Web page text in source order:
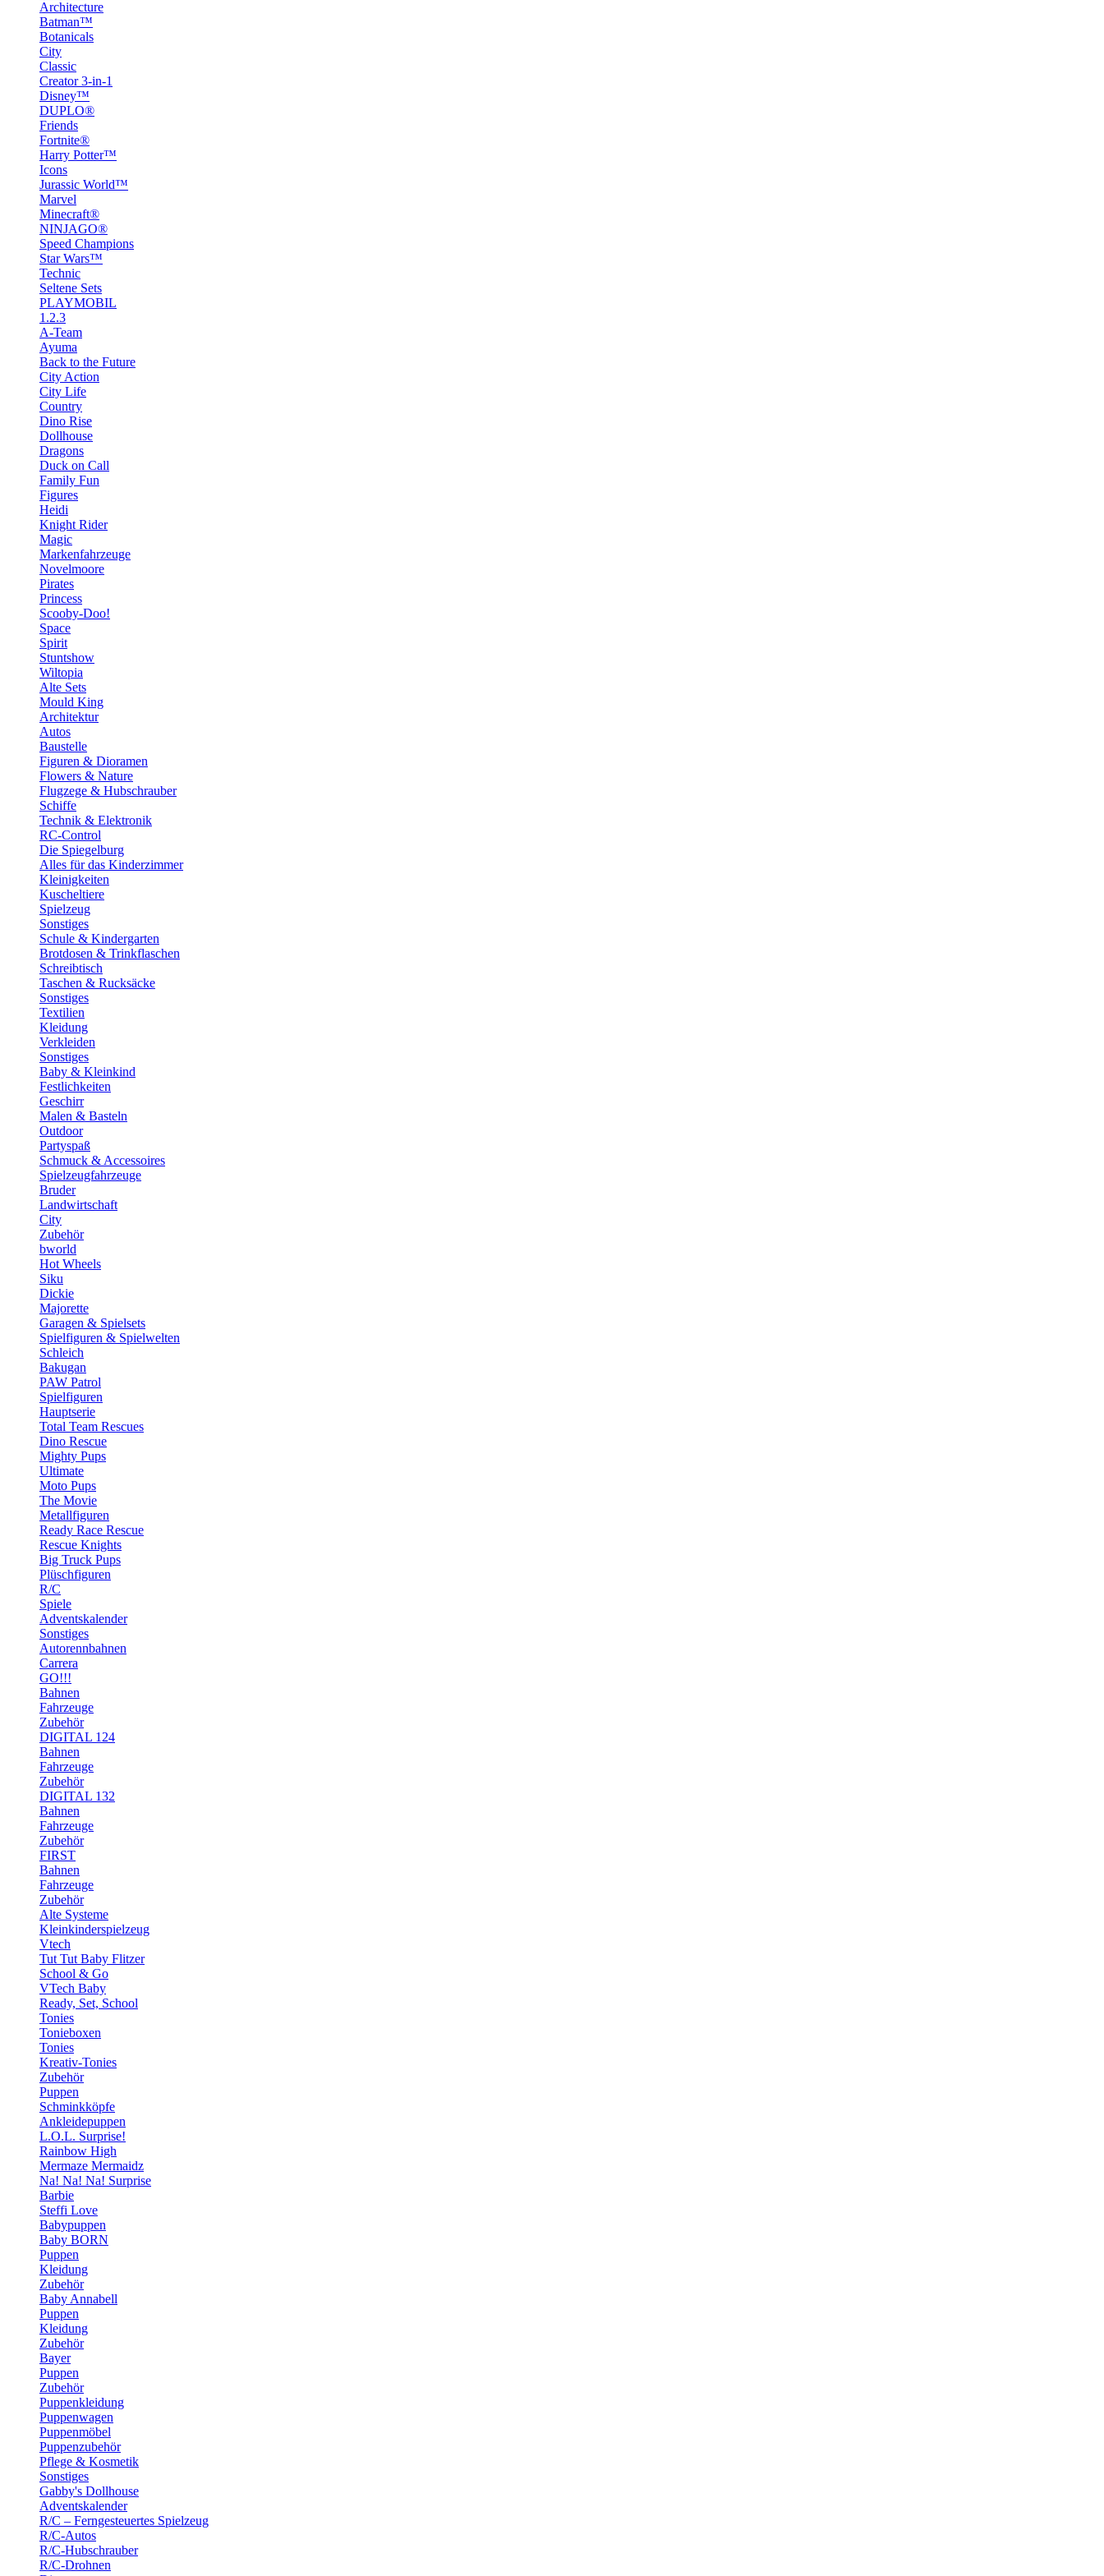
Architecture
Batman™
Botanicals
City
Classic
Creator 3-in-1
Disney™
DUPLO®
Friends
Fortnite®
Harry Potter™
Icons
Jurassic World™
Marvel
Minecraft®
NINJAGO®
Speed Champions
Star Wars™
Technic
Seltene Sets
PLAYMOBIL
1.2.3
A-Team
Ayuma
Back to the Future
City Action
City Life
Country
Dino Rise
Dollhouse
Dragons
Duck on Call
Family Fun
Figures
Heidi
Knight Rider
Magic
Markenfahrzeuge
Novelmoore
Pirates
Princess
Scooby-Doo!
Space
Spirit
Stuntshow
Wiltopia
Alte Sets
Mould King
Architektur
Autos
Baustelle
Figuren & Dioramen
Flowers & Nature
Flugzege & Hubschrauber
Schiffe
Technik & Elektronik
RC-Control
Die Spiegelburg
Alles für das Kinderzimmer
Kleinigkeiten
Kuscheltiere
Spielzeug
Sonstiges
Schule & Kindergarten
Brotdosen & Trinkflaschen
Schreibtisch
Taschen & Rucksäcke
Sonstiges
Textilien
Kleidung
Verkleiden
Sonstiges
Baby & Kleinkind
Festlichkeiten
Geschirr
Malen & Basteln
Outdoor
Partyspaß
Schmuck & Accessoires
Spielzeugfahrzeuge
Bruder
Landwirtschaft
City
Zubehör
bworld
Hot Wheels
Siku
Dickie
Majorette
Garagen & Spielsets
Spielfiguren & Spielwelten
Schleich
Bakugan
PAW Patrol
Spielfiguren
Hauptserie
Total Team Rescues
Dino Rescue
Mighty Pups
Ultimate
Moto Pups
The Movie
Metallfiguren
Ready Race Rescue
Rescue Knights
Big Truck Pups
Plüschfiguren
R/C
Spiele
Adventskalender
Sonstiges
Autorennbahnen
Carrera
GO!!!
Bahnen
Fahrzeuge
Zubehör
DIGITAL 124
Bahnen
Fahrzeuge
Zubehör
DIGITAL 132
Bahnen
Fahrzeuge
Zubehör
FIRST
Bahnen
Fahrzeuge
Zubehör
Alte Systeme
Kleinkinderspielzeug
Vtech
Tut Tut Baby Flitzer
School & Go
VTech Baby
Ready, Set, School
Tonies
Tonieboxen
Tonies
Kreativ-Tonies
Zubehör
Puppen
Schminkköpfe
Ankleidepuppen
L.O.L. Surprise!
Rainbow High
Mermaze Mermaidz
Na! Na! Na! Surprise
Barbie
Steffi Love
Babypuppen
Baby BORN
Puppen
Kleidung
Zubehör
Baby Annabell
Puppen
Kleidung
Zubehör
Bayer
Puppen
Zubehör
Puppenkleidung
Puppenwagen
Puppenmöbel
Puppenzubehör
Pflege & Kosmetik
Sonstiges
Gabby's Dollhouse
Adventskalender
R/C – Ferngesteuertes Spielzeug
R/C-Autos
R/C-Hubschrauber
R/C-Drohnen